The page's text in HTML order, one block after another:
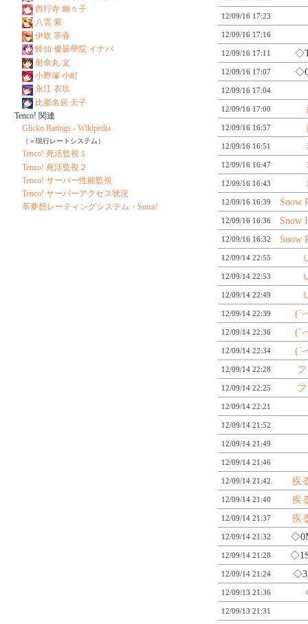
12/09/16 17:23
12/09/16 17:16
12/09/16 17:11
12/09/16 17:07
12/09/16 17:04
12/09/16 17:00
12/09/16 16:57
12/09/16 16:51
12/09/16 16:47
12/09/16 16:43
12/09/16 16:39 Snow
12/09/16 16:36 Snow
12/09/16 16:32 Snow
12/09/14 22:55
12/09/14 22:53
12/09/14 22:49
12/09/14 22:39
12/09/14 22:36
12/09/14 22:34
12/09/14 22:28
12/09/14 22:25
12/09/14 22:21
12/09/14 21:52
12/09/14 21:49
12/09/14 21:46
12/09/14 21:42 疾
12/09/14 21:40 疾
12/09/14 21:37 疾
12/09/14 21:32
12/09/14 21:28
12/09/14 21:24
12/09/13 21:36
12/09/13 21:31
西行寺 幽々子
八雲 紫
伊吹 萃香
鈴仙 優曇華院 イナバ
射命丸 文
小野塚 小町
永江 衣玖
比那名居 天子
Tenco! 関連
Glicko Ratings - Wikipedia
（＝現行レートシステム）
Tenco! 死活監視１
Tenco! 死活監視２
Tenco! サーバー性能監視
Tenco! サーバーアクセス状況
萃夢想レーティングシステム・Suica!